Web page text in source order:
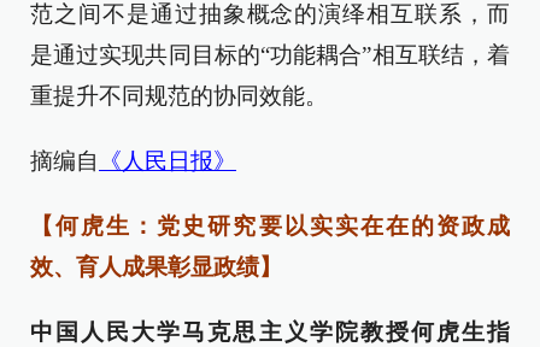
范之间不是通过抽象概念的演绎相互联系，而
是通过实现共同目标的“功能耦合”相互联结，着
重提升不同规范的协同效能。
摘编自 《人民日报》
【何虎生：党史研究要以实实在在的资政成
效、育人成果彰显政绩】
中国人民大学马克思主义学院教授何虎生指